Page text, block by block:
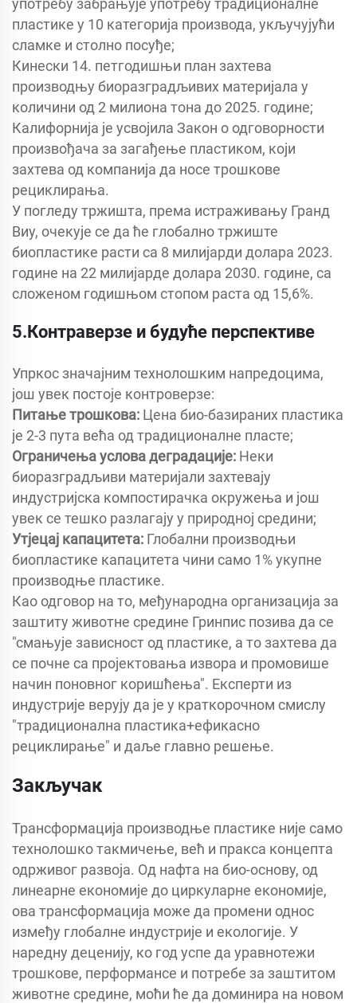
употребу забрањује употребу традиционалне
пластике у 10 категорија производа, укључујући
сламке и столно посуђе;
Кинески 14. петгодишњи план захтева
производњу биоразградљивих материјала у
количини од 2 милиона тона до 2025. године;
Калифорнија је усвојила Закон о одговорности
произвођача за загађење пластиком, који
захтева од компанија да носе трошкове
рециклирања.
У погледу тржишта, према истраживању Гранд
Виу, очекује се да ће глобално тржиште
биопластике расти са 8 милијарди долара 2023.
године на 22 милијарде долара 2030. године, са
сложеном годишњом стопом раста од 15,6%.
5.Контраверзе и будуће перспективе
Упркос значајним технолошким напредоцима,
још увек постоје контроверзе:
Питање трошкова: Цена био-базираних пластика
је 2-3 пута већа од традиционалне пласте;
Ограничења услова деградације: Неки
биоразградљиви материјали захтевају
индустријска компостирачка окружења и још
увек се тешко разлагају у природној средини;
Утјецај капацитета: Глобални производњи
биопластике капацитета чини само 1% укупне
производње пластике.
Као одговор на то, међународна организација за
заштиту животне средине Гринпис позива да се
"смањује зависност од пластике, а то захтева да
се почне са пројектовања извора и промовише
начин поновног коришћења". Експерти из
индустрије верују да је у краткорочном смислу
"традиционална пластика+ефикасно
рециклирање" и даље главно решење.
Закључак
Трансформација производње пластике није само
технолошко такмичење, већ и пракса концепта
одрживог развоја. Од нафта на био-основу, од
линеарне економије до циркуларне економије,
ова трансформација може да промени однос
између глобалне индустрије и екологије. У
наредну деценију, ко год успе да уравнотежи
трошкове, перформансе и потребе за заштитом
животне средине, моћи ће да доминира на новом